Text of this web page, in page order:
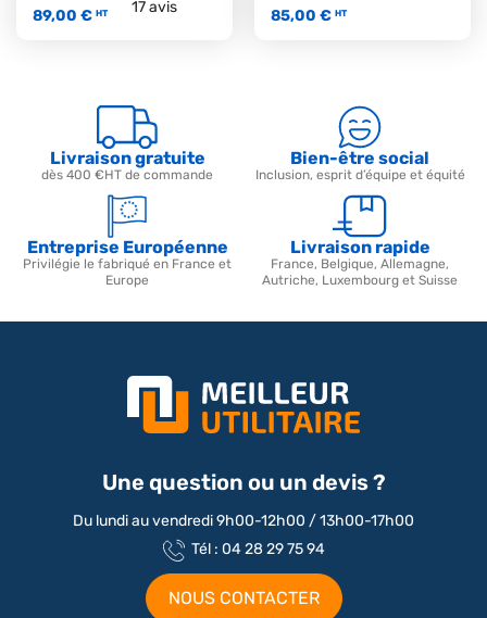
17avis
89,00 € HT
85,00 € HT
Livraison gratuite
dès 400 €HT de commande
Bien-être social
Inclusion, esprit d’équipe et équité
Entreprise Européenne
Privilégie le fabriqué en France et
Europe
Livraison rapide
France, Belgique, Allemagne,
Autriche, Luxembourg et Suisse
Une question ou un devis ?
Du lundi au vendredi 9h00-12h00 / 13h00-17h00
Tél : 04 28 29 75 94
NOUS CONTACTER